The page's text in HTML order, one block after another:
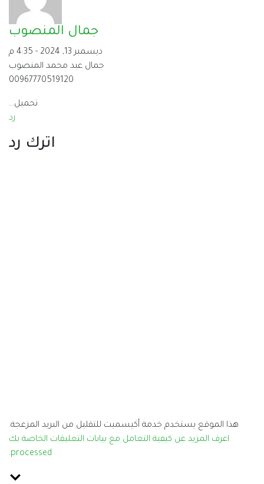
جمال المنصوب
ديسمبر 13, 2024 - 4:35 م
جمال عبد محمد المنصوب
00967770519120
تحميل...
رد
اترك رد
هذا الموقع يستخدم خدمة أكيسميت للتقليل من البريد المزعجة.
اعرف المزيد عن كيفية التعامل مع بيانات التعليقات الخاصة بك
processed
.